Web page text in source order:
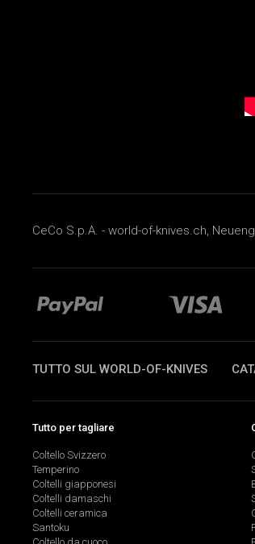
CeCo S.p.A. - world-of-knives.ch,
TUTTO SUL WORLD-OF-KNIVES
Tutto per tagliare
Coltello Svizzero
Temperino
Coltelli giapponesi
Coltelli damaschi
Coltelli ceramica
Santoku